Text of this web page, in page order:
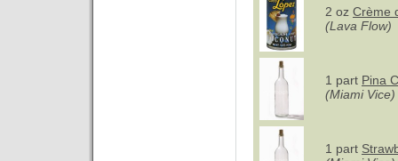
2 oz Crème
(Lava Flow)
1 part Pina
(Miami Vice)
1 part